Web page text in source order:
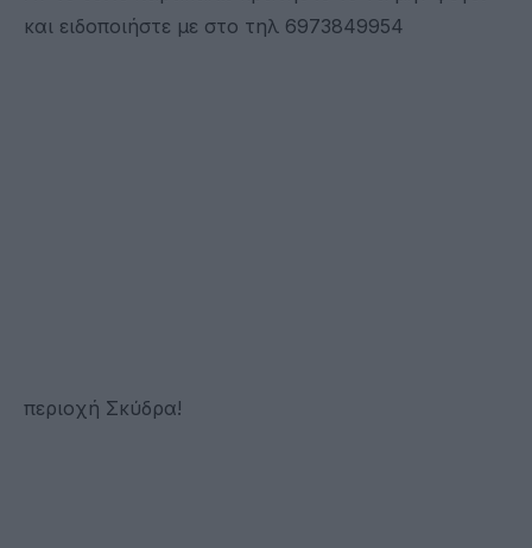
και ειδοποιήστε με στο τηλ 6973849954
περιοχή Σκύδρα!